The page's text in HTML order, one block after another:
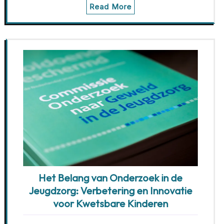
Read More
Het Belang van Onderzoek in de
Jeugdzorg: Verbetering en Innovatie
voor Kwetsbare Kinderen